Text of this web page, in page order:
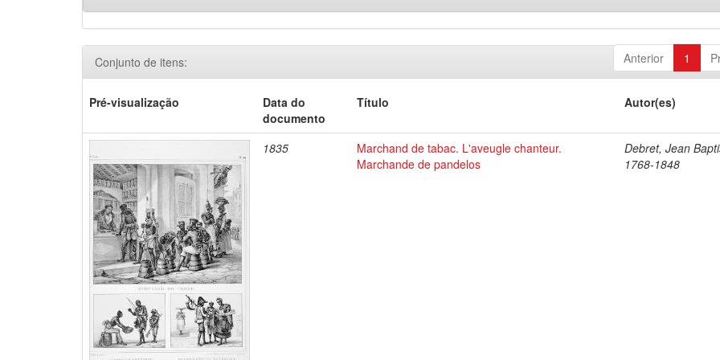
Anterior 1
Conjunto de itens:
Pré-visualização
Data do
documento
Título Autor(es)
1835
Marchand de tabac. L'aveugle chanteur.
Marchande de pandelos
Debret, Jean
1768-1848